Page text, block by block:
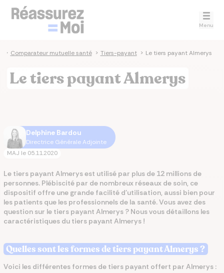
Menu
> Comparateur mutuelle santé > Tiers-payant > Le tiers payant Almerys
Le tiers payant Almerys
Delphine Bardou
Directrice Générale Adjointe
MAJ le 05.11.2020
Le tiers payant Almerys est utilisé par plus de 12 millions de
personnes. Plébiscité par de nombreux réseaux de soin, ce
dispositif offre une grande facilité d'utilisation, aussi bien pour
les patients que les professionnels de la santé. Vous avez des
question sur le tiers payant Almerys ? Nous vous détaillons les
caractéristiques du tiers payant Almerys !
Quelles sont les formes de tiers payant Almerys ?
Voici les différentes formes de tiers payant offert par Almerys :